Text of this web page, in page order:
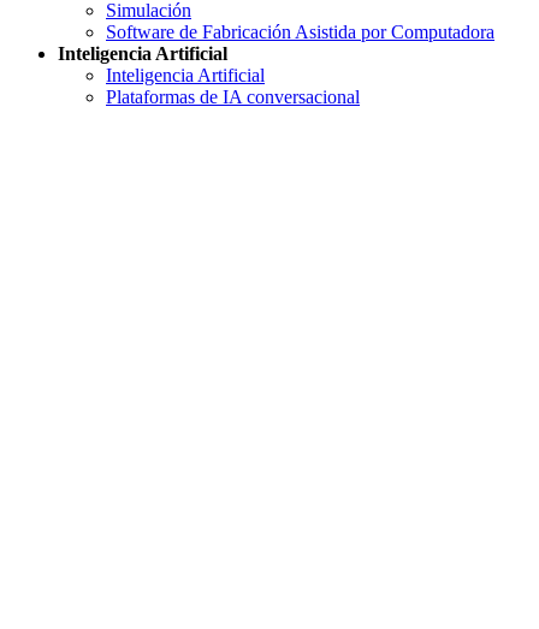
Simulación
Software de Fabricación Asistida por Computadora
Inteligencia Artificial
Inteligencia Artificial
Plataformas de IA conversacional